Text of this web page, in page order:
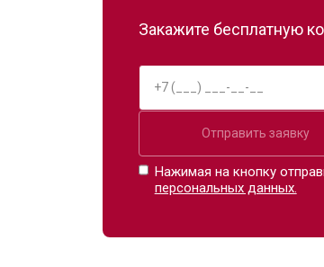
Закажите бесплатную
Отправить заявку
Нажимая на кнопку
персональных данных.